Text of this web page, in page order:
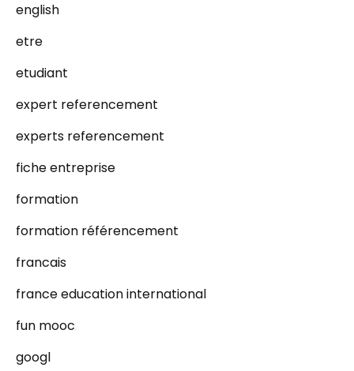
english
etre
etudiant
expert referencement
experts referencement
fiche entreprise
formation
formation référencement
francais
france education international
fun mooc
googl